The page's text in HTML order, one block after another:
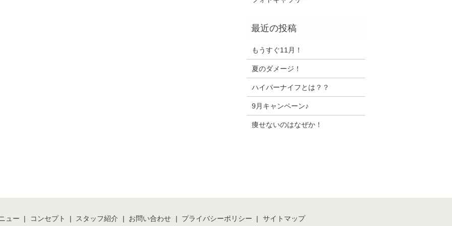
もうすぐ11月！
夏のダメージ！
ハイパーナイフとは？？
9月キャンペーン♪
痩せないのはなぜか！
ュー コンセプト スタッフ紹介 お問い合わせ プライバシーポリシー サイトマップ